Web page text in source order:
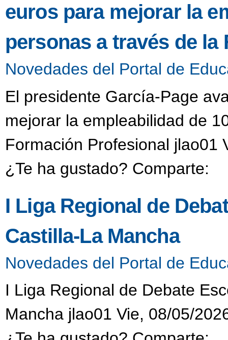
euros para mejorar la
personas a través de
Novedades del Portal de
El presidente García-Page
mejorar la empleabilidad de
Formación Profesional jlao01
¿Te ha gustado? Comparte:
I Liga Regional de
Castilla-La Mancha
Novedades del Portal de
I Liga Regional de Debate
Mancha jlao01 Vie, 08/05/